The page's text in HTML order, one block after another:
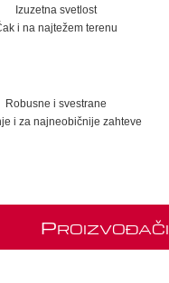
Izuzetna svetlost
i na najtežem terenu
Robusne i svestrane
i za najneobičnije zahteve
PROIZVOĐAČI